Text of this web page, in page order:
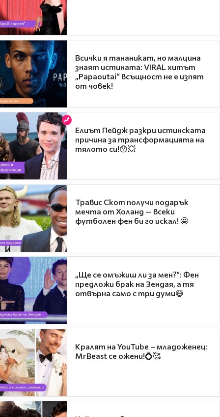
Всички я тананикат, но малцина
знаят истината: VIRAL хитът
„Papaoutai“ всъщност не е изпят
от човек!
Елиът Пейдж разкри истинската
причина за трансформацията на
тялото си!😯💥
Травис Скот получи подарък
мечта от Холанд — всеки
футболен фен би го искал! 🤩
„Ще се омъжиш ли за мен?“: Фен
предложи брак на Зендая, а тя
отвърна само с три думи😅
Кралят на YouTube – младоженец:
MrBeast се ожени!💍🥰